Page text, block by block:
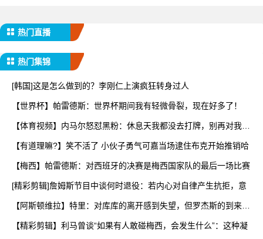
热门直播
热门集锦
[韩国]这是怎么做到的？李刚仁上演疯狂转身过人
【世界杯】帕雷德斯：世界杯期间我有轻微骨裂，现在好多了！
【体育视频】内马尔怒怼黑粉：休息天我都没去打牌，别再对我指
【有道理嘛?】笑不活了 小伙子勇气可嘉当场逮住布克开始推销哈
【梅西】帕雷德斯：对西班牙的决赛是梅西国家队的最后一场比赛
[精彩剪辑]詹姆斯节目中谈何时退役：若内心对自律产生抗拒，意
【阿斯顿维拉】特里：对库库的离开感到失望，但罗杰斯的到来又
【精彩剪辑】利马曾谈“如果有人敢碰梅西，会发生什么”：这种凝